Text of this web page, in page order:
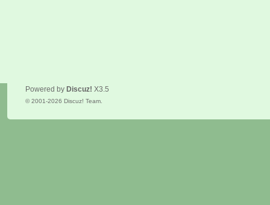
Powered by Discuz! X3.5
© 2001-2026 Discuz! Team